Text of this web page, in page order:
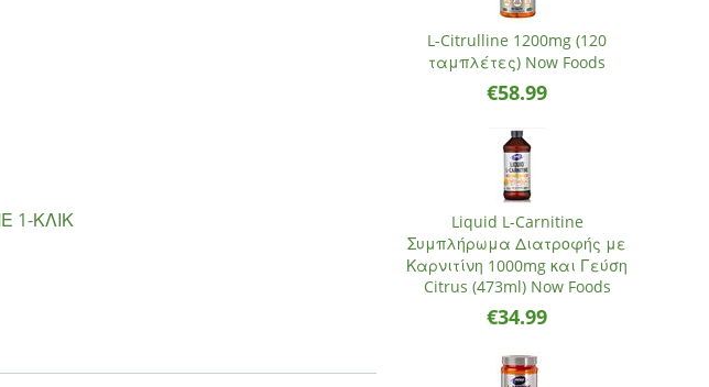
1-ΚΛΙΚ
L-Citrulline 1200mg (120
ταμπλέτες) Now Foods
€58.99
Liquid L-Carnitine
Συμπλήρωμα Διατροφής με
Καρνιτίνη 1000mg και Γεύση
Citrus (473ml) Now Foods
€34.99